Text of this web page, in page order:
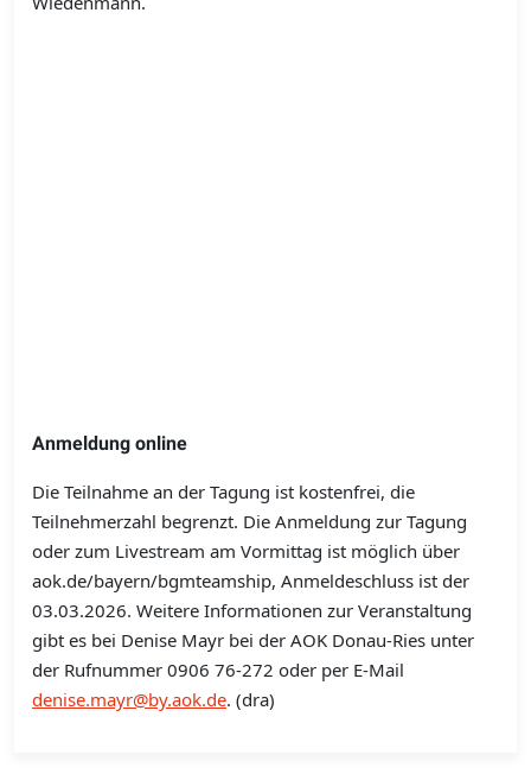
Anmeldung online
Die Teilnahme an der Tagung ist kostenfrei, die
Teilnehmerzahl begrenzt. Die Anmeldung zur Tagung
oder zum Livestream am Vormittag ist möglich über
aok.de/bayern/bgmteamship, Anmeldeschluss ist der
03.03.2026. Weitere Informationen zur Veranstaltung
gibt es bei Denise Mayr bei der AOK Donau-Ries unter
der Rufnummer 0906 76-272 oder per E-Mail
denise.mayr@by.aok.de. (dra)